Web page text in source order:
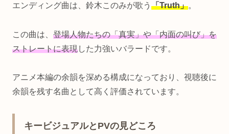
エンディング曲は、鈴木このみが歌う 「Truth」。
この曲は、 登場人物たちの「真実」や「内面の叫び」を
ストレートに表現した力強いバラードです。
アニメ本編の余韻を深める構成になっており、視聴後に
余韻を残す名曲として高く評価されています。
キービジュアルとPVの見どころ